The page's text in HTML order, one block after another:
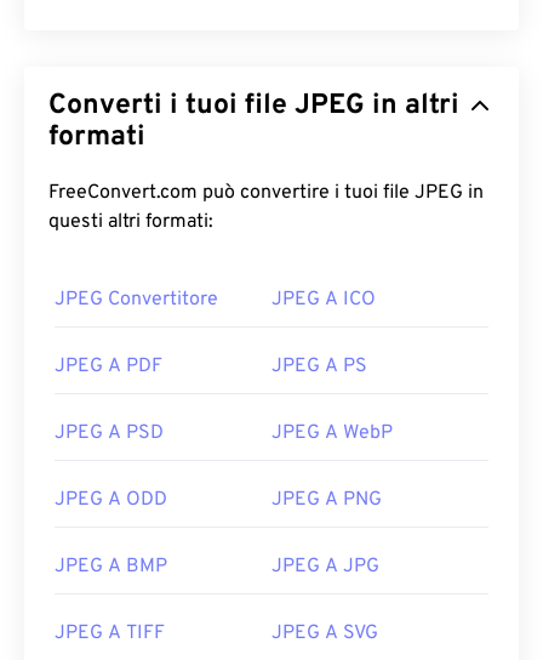
Converti i tuoi file JPEG in altri
formati
FreeConvert.com può convertire i tuoi file JPEG in
questi altri formati:
JPEG Convertitore JPEG A ICO
JPEG A PDF JPEG A PS
JPEG A PSD JPEG A WebP
JPEG A ODD JPEG A PNG
JPEG A BMP JPEG A JPG
JPEG A TIFF JPEG A SVG